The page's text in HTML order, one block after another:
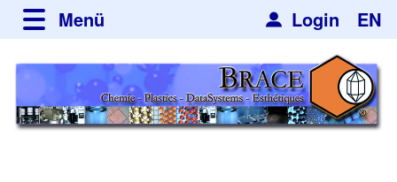
Login EN
Menü
über BRACE
Typographie und Grundelemente
Leistungen
Neues
Newsletter